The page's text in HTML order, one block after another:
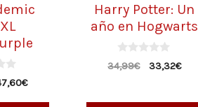
€
Harry Potter: Un
año en Hogwarts
0
d
34,99€ 33,32€